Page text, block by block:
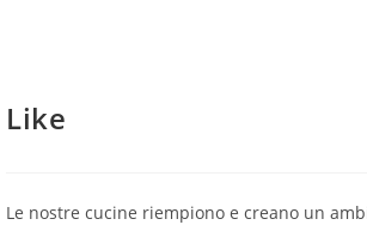
Like
Le nostre cucine riempiono e creano un